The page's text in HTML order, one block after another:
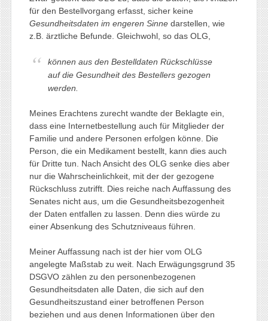
für den Bestellvorgang erfasst, sicher keine
Gesundheitsdaten im engeren Sinnedarstellen, wie
z.B. ärztliche Befunde. Gleichwohl, so das OLG,
können aus den Bestelldaten Rückschlüsse
auf die Gesundheit des Bestellers gezogen
werden
Meines Erachtens zurecht wandte der Beklagte ein,
dass eine Internetbestellung auch für Mitglieder der
Familie und andere Personen erfolgen könne. Die
Person, die ein Medikament bestellt, kann dies auch
für Dritte tun. Nach Ansicht des OLG senke dies aber
nur die Wahrscheinlichkeit, mit der der gezogene
Rückschluss zutrifft. Dies reiche nach Auffassung des
Senates nicht aus, um die Gesundheitsbezogenheit
der Daten entfallen zu lassen. Denn dies würde zu
einer Absenkung des Schutzniveaus führen.
Meiner Auffassung nach ist der hier vom OLG
angelegte Maßstab zu weit. Nach Erwägungsgrund 35
DSGVO zählen zu den personenbezogenen
Gesundheitsdaten alle Daten, die sich auf den
Gesundheitszustand einer betroffenen Person
beziehen und aus denen Informationen über den